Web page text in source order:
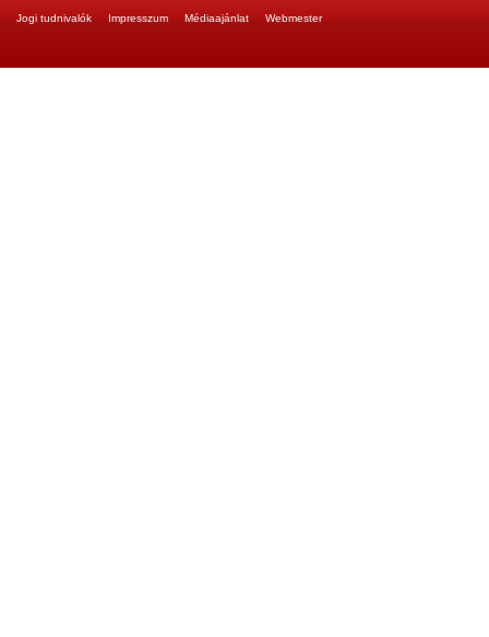
Jogi tudnivalók Impresszum Médiaajánlat Webmester